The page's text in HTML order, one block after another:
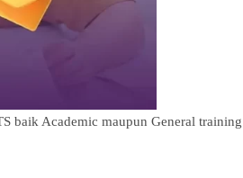
baik Academic maupun General